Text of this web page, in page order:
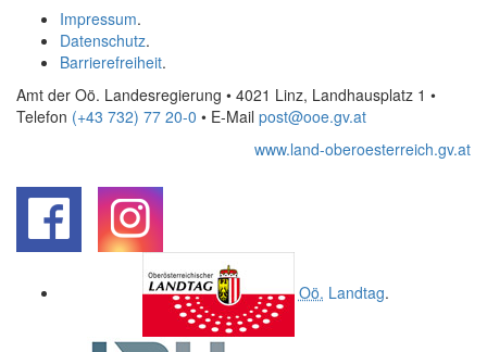
Impressum.
Datenschutz.
Barrierefreiheit.
Amt der Oö. Landesregierung • 4021 Linz, Landhausplatz 1 •
Telefon (+43 732) 77 20-0 • E-Mail post@ooe.gv.at
www.land-oberoesterreich.gv.at
Oö. Landtag.